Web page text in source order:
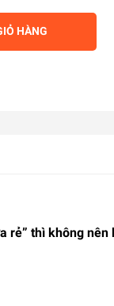
HÀNG
rẻ” thì không nên